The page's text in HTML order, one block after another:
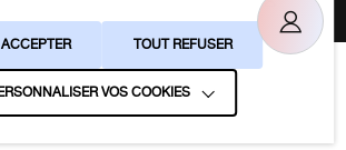
Gestion des cookies
Politique de confidentialité
TOUT REFUSER
VOS COOKIES